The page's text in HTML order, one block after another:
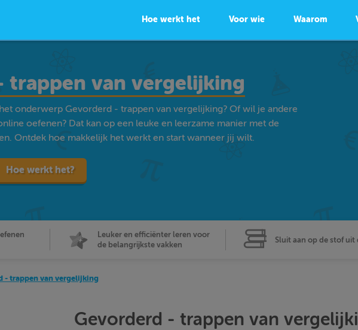
Hoe werkt het Voor wie Waarom
trappen van vergelijking
onderwerp Gevorderd - trappen van vergelijking? Of wil je andere
oefenen? Dat kan op een leuke en leerzame manier met de
Ontdek hoe makkelijk het werkt en start wanneer jij wilt.
Hoe werkt het?
Leuker en efficiënter leren voor
de belangrijkste vakken
Sluit aan op de stof uit
- trappen van vergelijking
Gevorderd - trappen van